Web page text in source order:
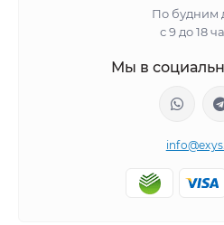
По будним
с 9 до 18
Мы в